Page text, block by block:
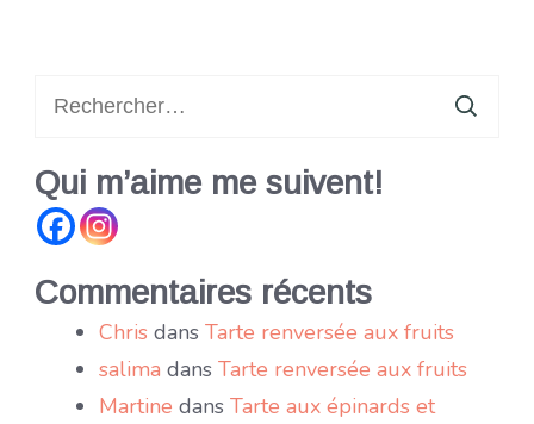
Qui m’aime me suivent!
Commentaires récents
Chris dans Tarte renversée aux fruits
salima dans Tarte renversée aux fruits
Martine dans Tarte aux épinards et